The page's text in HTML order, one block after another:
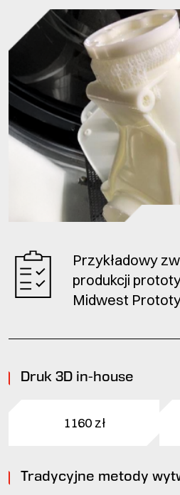
Przykładowy
produkcji
Midwest
Druk 3D in-house
1160 zł
Tradycyjne metody